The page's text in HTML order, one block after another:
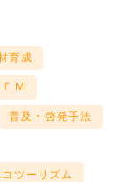
育成
Ｍ
普及・啓発手法
ツーリズム